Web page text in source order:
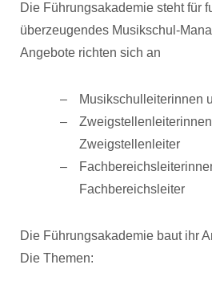
Die Führungsakademie steht für
überzeugendes Musikschul-
Angebote richten sich an
Musikschulleiterinnen
Zweigstellenleiter
Fachbereichsleiter
Die Führungsakademie baut ihr
Die Themen: